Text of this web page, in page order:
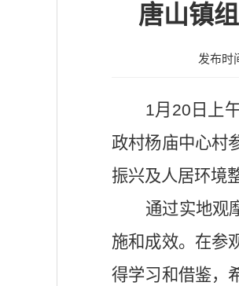
唐山镇
发布时
1月20日上
政村杨庙中心村
振兴及人居环境
通过实地观
施和成效。在参
得学习和借鉴，